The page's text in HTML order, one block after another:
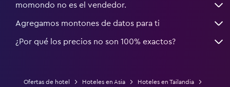
momondo no es el vendedor.
Agregamos montones de datos para ti
¿Por qué los precios no son 100% exactos?
Ofertas de hotel Hoteles en Asia
Hoteles en Tailandia